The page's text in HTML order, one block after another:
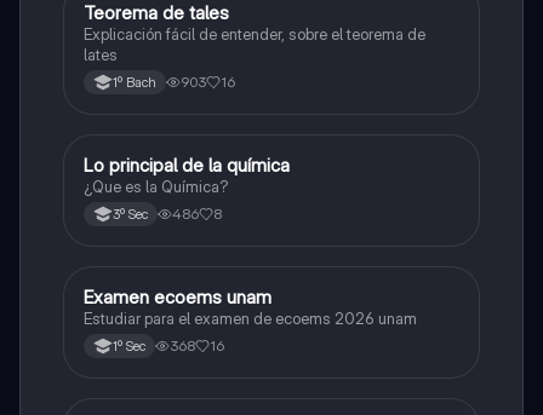
Matemáticas
Teorema de tales
Explicación fácil de entender, sobre el teorema de
lates
1º Bach 903 16
Química
Lo principal de la química
¿Que es la Química?
3º Sec 486 8
Español
Examen ecoems unam
Estudiar para el examen de ecoems 2026 unam
1º Sec 368 16